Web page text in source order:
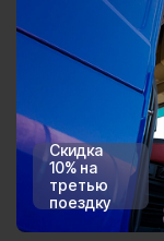
Скидка
10% на
третью
поездку